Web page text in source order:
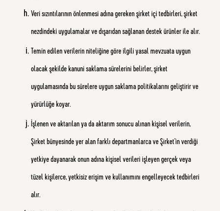
Veri sızıntılarının önlenmesi adına gereken şirket içi tedbirleri, şirket
nezdindeki uygulamalar ve dışarıdan sağlanan destek ürünler ile alır.
Temin edilen verilerin niteliğine göre ilgili yasal mevzuata uygun
olacak şekilde kanuni saklama sürelerini belirler, şirket
uygulamasında bu sürelere uygun saklama politikalarını geliştirir ve
yürürlüğe koyar.
İşlenen ve aktarılan ya da aktarım sonucu alınan kişisel verilerin,
Şirket bünyesinde yer alan farklı departmanlarca ve Şirket’in verdiği
yetkiye dayanarak onun adına kişisel verileri işleyen gerçek veya
tüzel kişilerce, yetkisiz erişim ve kullanımını engelleyecek tedbirleri
alır.